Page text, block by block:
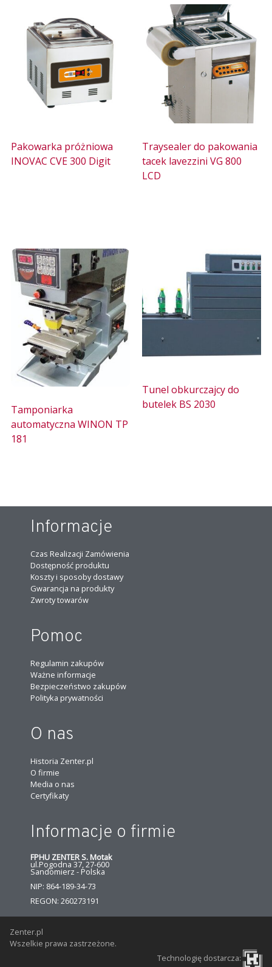
Pakowarka próżniowa
INOVAC CVE 300 Digit
Traysealer do pakowania
tacek lavezzini VG 800
LCD
Tamponiarka
automatyczna WINON TP
181
Tunel obkurczajcy do
butelek BS 2030
Informacje
Czas Realizacji Zamówienia
Dostępność produktu
Koszty i sposoby dostawy
Gwarancja na produkty
Zwroty towarów
Pomoc
Regulamin zakupów
Ważne informacje
Bezpieczeństwo zakupów
Polityka prywatności
O nas
Historia Zenter.pl
O firmie
Media o nas
Certyfikaty
Informacje o firmie
FPHU ZENTER S. Motak
ul.Pogodna 37, 27-600
Sandomierz - Polska
NIP: 864-189-34-73
REGON: 260273191
Zenter.pl
Wszelkie prawa zastrzeżone.
Technologię dostarcza: